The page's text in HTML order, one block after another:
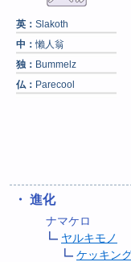
英： Slakoth
中：懶人翁
独： Bummelz
仏： Parecool
・ 進化
ナマケロ
ヤルキモノ
ケッキン